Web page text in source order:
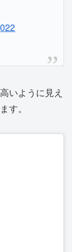
いように見え
す。